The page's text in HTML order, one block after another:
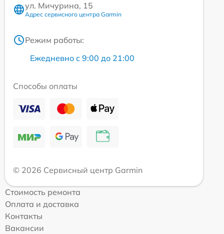
ул. Мичурина, 15
Адрес сервисного центра Garmin
Режим работы:
Ежедневно с 9:00 до 21:00
Способы оплаты
© 2026 Сервисный центр Garmin
Стоимость ремонта
Оплата и доставка
Контакты
Вакансии